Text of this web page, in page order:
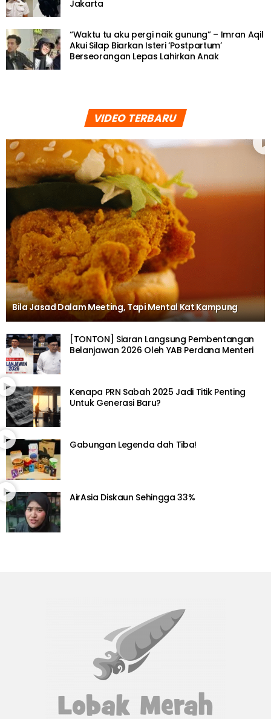
Jakarta
“Waktu tu aku pergi naik gunung” – Imran Aqil
Akui Silap Biarkan Isteri ‘Postpartum’
Berseorangan Lepas Lahirkan Anak
VIDEO TERBARU
Bila Jasad Dalam Meeting, Tapi Mental Kat Kampung
[TONTON] Siaran Langsung Pembentangan
Belanjawan 2026 Oleh YAB Perdana Menteri
Kenapa PRN Sabah 2025 Jadi Titik Penting
Untuk Generasi Baru?
Gabungan Legenda dah Tiba!
AirAsia Diskaun Sehingga 33%